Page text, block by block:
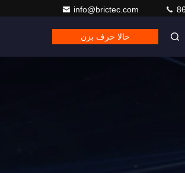
info@brictec.com
حالا حرف بزن